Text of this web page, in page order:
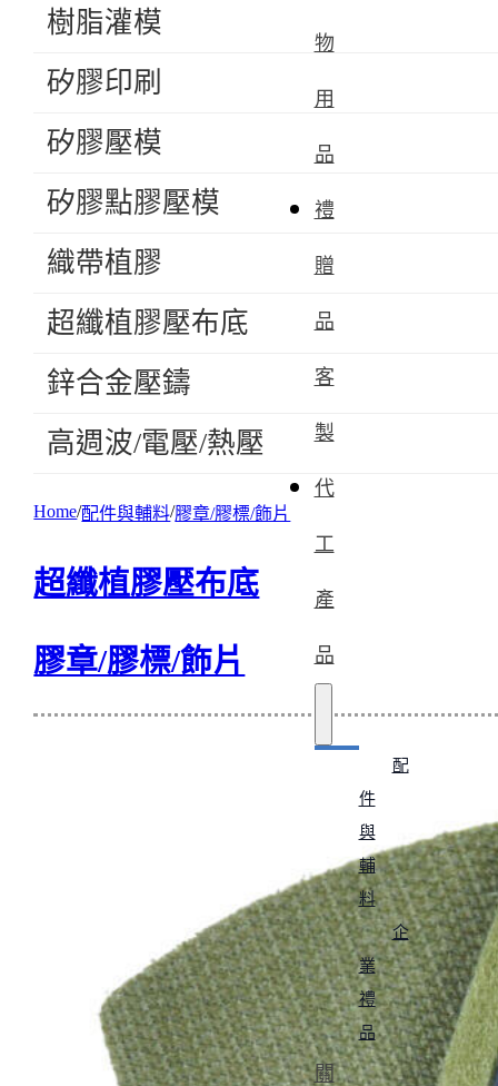
物
用
品
禮
贈
品
客
製
代
工
產
品
配
件
與
輔
料
企
業
禮
品
關
樹脂灌模
矽膠印刷
矽膠壓模
矽膠點膠壓模
織帶植膠
超纖植膠壓布底
鋅合金壓鑄
高週波/電壓/熱壓
Home 配件與輔料 膠章/膠標/飾片
超纖植膠壓布底
膠章/膠標/飾片